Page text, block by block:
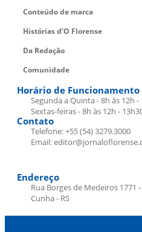
Conteúdo de marca
Histórias d’O Florense
Da Redação
Comunidade
Horário de Funcionamento
Segunda a Quinta - 8h às 12h -
Sextas-feiras - 8h às 12h -
Contato
Telefone: +55 (54) 3279.3000
Email:
Endereço
Rua Borges de Medeiros 1771
Cunha - RS